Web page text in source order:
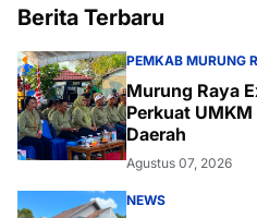
Berita Terbaru
PEMKAB MURUNG
Murung Raya
Perkuat
Daerah
Agustus 07, 2026
NEWS